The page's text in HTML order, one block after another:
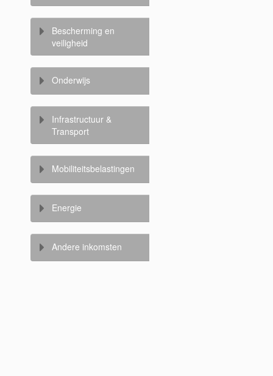
Bescherming en
veiligheid
Onderwijs
Infrastructuur &
Transport
Mobiliteitsbelastingen
Energie
Andere inkomsten